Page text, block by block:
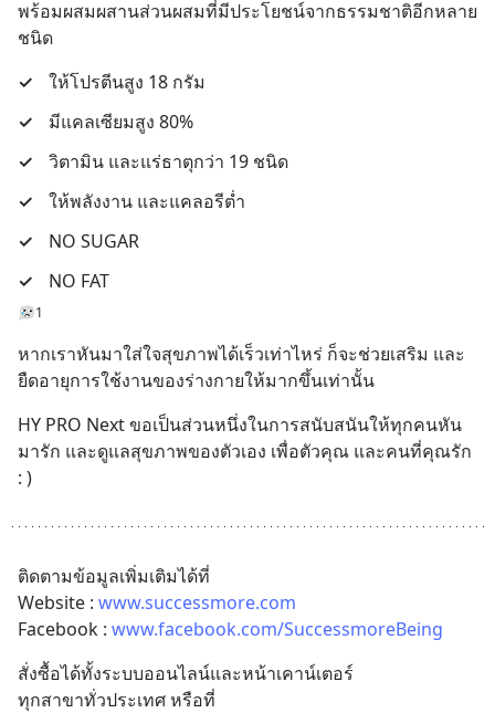
พร้อมผสมผสานส่วนผสมที่มีประโยชน์จากธรรมชาติอีกหลาย
ชนิด
✓
ให้โปรตีนสูง 18 กรัม
✓
มีแคลเซียมสูง 80%
✓
วิตามิน และแร่ธาตุกว่า 19 ชนิด
✓
ให้พลังงาน และแคลอรีต่ำ
✓
NO SUGAR
✓
NO FAT
1
หากเราหันมาใส่ใจสุขภาพได้เร็วเท่าไหร่ ก็จะช่วยเสริม และ
ยืดอายุการใช้งานของร่างกายให้มากขึ้นเท่านั้น
HY PRO Next ขอเป็นส่วนหนึ่งในการสนับสนันให้ทุกคนหัน
มารัก และดูแลสุขภาพของตัวเอง เพื่อตัวคุณ และคนที่คุณรัก
: )
ติดตามข้อมูลเพิ่มเติมได้ที่
Website : www.successmore.com
Facebook : www.facebook.com/SuccessmoreBeing
สั่งซื้อได้ทั้งระบบออนไลน์และหน้าเคาน์เตอร์
ทุกสาขาทั่วประเทศ หรือที่